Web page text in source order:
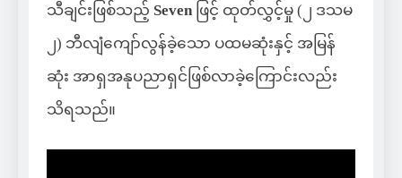
သီချင်းဖြစ်သည့် Seven ဖြင့် ထုတ်လွှင့်မှု (၂ ဒသမ
၂) ဘီလျံကျော်လွန်ခဲ့သော ပထမဆုံးနှင့် အမြန်
ဆုံး အာရှအနုပညာရှင်ဖြစ်လာခဲ့ကြောင်းလည်း
သိရသည်။